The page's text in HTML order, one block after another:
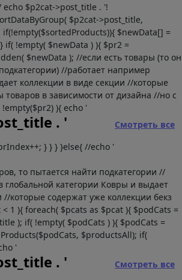
$p2cat->post_title . '!
$p2cat->post_title,
$newData[] =
if( !empty( $newData ) ){ $pr2 =
$newData ); //если есть товары (то он
//работает например
коллекции в виде секции //которые
товаров в зависимости от дизайна //но с
){ echo '
. '
Смотреть все
} } } }else{ //echo '
то пытается найти подкатегории //
глобальной категории Ковры и выдает
//которые содержат уже коллекции бекз
1 ){ foreach( $pcats as $pcat ){ $podCats =
); if( !empty( $podCats ) ){ $podCats =
$productsAll); if(
'
. '
Смотреть все